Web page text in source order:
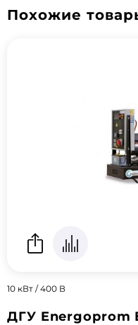
Похожие
10 кВт / 400 В
ДГУ Energoprom